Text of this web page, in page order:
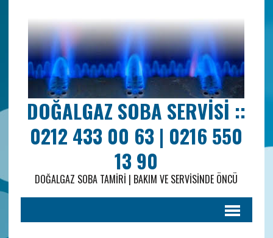
DOĞALGAZ SOBA SERVISI ::
0212 433 00 63 | 0216 550
13 90
DOĞALGAZ SOBA TAMIRI | BAKIM VE SERVISINDE ÖNCÜ